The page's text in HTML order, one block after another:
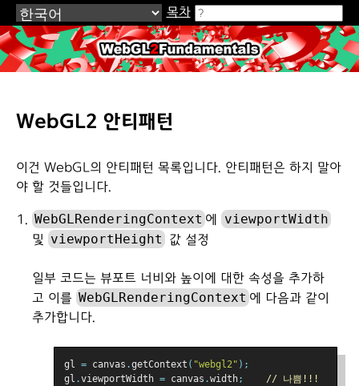
목차
WebGL2Fundamentals.org
WebGL2 안티패턴
이건 WebGL의 안티패턴 목록입니다. 안티패턴은 하지 말아
야 할 것들입니다.
WebGLRenderingContext 에
viewportWidth
및 viewportHeight 값 설정
일부 코드는 뷰포트 너비와 높이에 대한 속성을 추가하
고 이를 WebGLRenderingContext 에 다음과 같이
추가합니다.
gl = canvas .getContext ( "webgl2" );
gl .viewportWidth = canvas .width;
// 나쁨!!!